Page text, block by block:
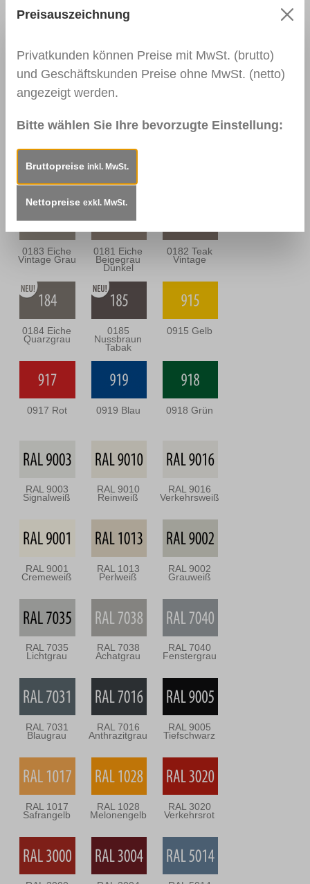
0111
Nussbaum
0166 Wenge
0164
Nussbaum
0112
0163
Braun
0157
Mooreiche
0183 Eiche
Vintage Grau
0181 Eiche
Beigegrau
Dunkel
0182 Teak
Vintage
0184 Eiche
Quarzgrau
0185
Nussbraun
Tabak
0915 Gelb
0917 Rot 0919 Blau 0918 Grün
RAL 9003
Signalweiß
RAL 9010
Reinweiß
RAL 9016
Verkehrsweiß
RAL 9001
Cremeweiß
RAL 1013
Perlweiß
RAL 9002
Grauweiß
RAL 7035
Lichtgrau
RAL 7038
Achatgrau
RAL 7040
Fenstergrau
RAL 7031
Blaugrau
RAL 7016
Anthrazitgrau
RAL 9005
Tiefschwarz
RAL 1017
Safrangelb
RAL 1028
Melonengelb
RAL 3020
Verkehrsrot
Preisauszeichnung
Privatkunden können Preise mit MwSt. (brutto)
und Geschäftskunden Preise ohne MwSt. (netto)
angezeigt werden.
Bitte wählen Sie Ihre bevorzugte Einstellung:
Bruttopreise inkl. MwSt.
Nettopreise exkl. MwSt.